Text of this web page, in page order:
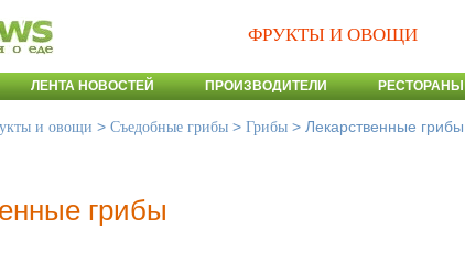
ФРУКТЫ И ОВОЩИ
ЛЕНТА НОВОСТЕЙ ПРОИЗВОДИТЕЛИ РЕСТОРАНЫ
и овощи > Съедобные грибы > Грибы > Лекарственные грибы
грибы